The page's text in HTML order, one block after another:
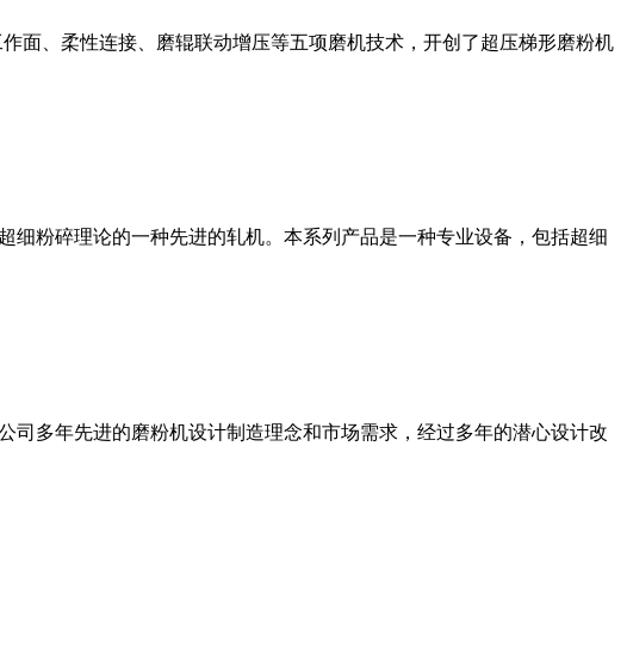
面、柔性连接、磨辊联动增压等五项磨机技术，开创了超压梯形磨粉机
粉碎理论的一种先进的轧机。本系列产品是一种专业设备，包括超细
多年先进的磨粉机设计制造理念和市场需求，经过多年的潜心设计改